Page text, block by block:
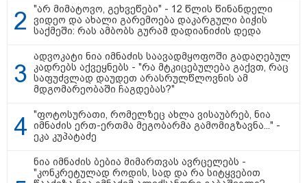
განსაჯეთ, რამდენად
შესაძლებელია აქ ადამიანის
გადავარდნა" - რა კადრებს
მლეთიდან, სადაც 12 წლის წინ
გურამ დადიანიძე გაუჩინარდა?
პოლიტიკა
"არ მიმატოვო, გეხვეწები" - 12 წლის წინანდელი
ვიდეო და ახალი გარემოება დაკარგული ბიჭის
საქმეში: რას ამბობს გურამ დადიანიძის დედა
ადვოკატი ნია იმნაძის საავადმყოფოში გადაღებულ
კადრებს აქვეყნებს - "რა მტკიცებულება გაქვთ, რაც
საფუძვლად დაუდეთ არასრულწლოვნის ამ
მდგომარეობაში ჩაგდებას?"
"ფოტოსურათი, რომელზეც ახლა ვისაუბრებ, ნია
იმნაძის ერთ-ერთმა მეგობარმა გამომიგზავნა..." -
ეკა კუპატაძე
ნია იმნაძის ბებია მიმართვას ავრცელებს -
"კონკრეტულად როდის, სად და რა სიტყვებით